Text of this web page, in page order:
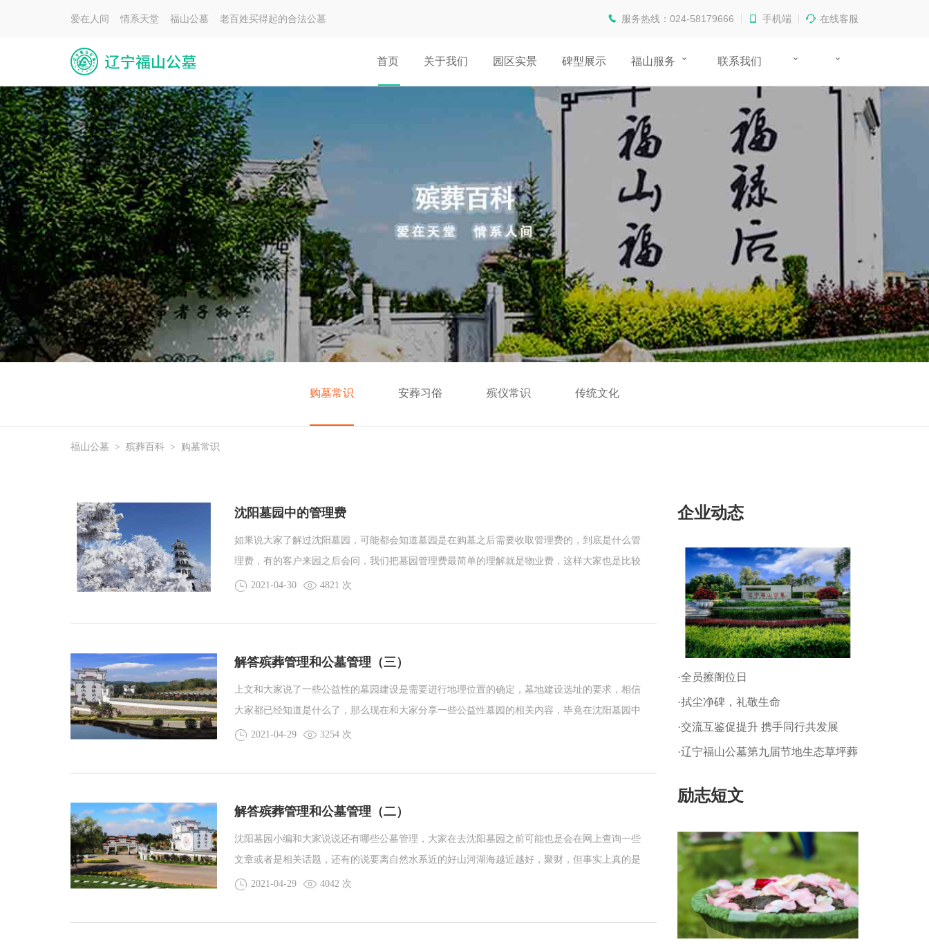
爱在人间 情系天堂 福山公墓 老百姓买得起的合法公墓 服务热线：024-58179666 手机端 在线客服
首页 关于我们 园区实景 碑型展示 福山服务 联系我们
购墓常识 安葬习俗 殡仪常识 传统文化
福山公墓 > 殡葬百科 > 购墓常识
沈阳墓园中的管理费
如果说大家了解过沈阳墓园，可能都会知道墓园是在购墓之后需要收取管理费的，到底是什么管
理费，有的客户来园之后会问，我们把墓园管理费最简单的理解就是物业费，这样大家也是比较
好理解的。但是有的客户会认为都已近在你家墓园购买墓位了，为什么还要再收一笔钱，但是每
款内了，购墓位时不需要单独交一份管理费钱，只需要20年后按照国家民政部门政策再进行缴纳
2021-04-30 4821 次
解答殡葬管理和公墓管理（三）
上文和大家说了一些公益性的墓园建设是需要进行地理位置的确定，墓地建设选址的要求，相信
大家都已经知道是什么了，那么现在和大家分享一些公益性墓园的相关内容，毕竟在沈阳墓园中
公益性墓园也是比较多的，在我们生活当中也不是很能明确的区分公益性墓园和经营性墓园。
2021-04-29 3254 次
解答殡葬管理和公墓管理（二）
沈阳墓园小编和大家说说还有哪些公墓管理，大家在去沈阳墓园之前可能也是会在网上查询一些
文章或者是相关话题，还有的说要离自然水系近的好山河湖海越近越好，聚财，但事实上真的是
这样吗？2021-04-29 4042 次
企业动态
·全员擦阁位日
·拭尘净碑，礼敬生命
·交流互鉴促提升 携手同行共发展
·辽宁福山公墓第九届节地生态草坪葬
励志短文